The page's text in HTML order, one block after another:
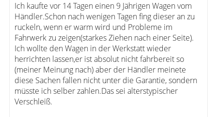
Ich kaufte vor 14 Tagen einen 9 Jährigen Wagen vom
Händler.Schon nach wenigen Tagen fing dieser an zu
ruckeln, wenn er warm wird und Probleme im
Fahrwerk zu zeigen(starkes Ziehen nach einer Seite).
Ich wollte den Wagen in der Werkstatt wieder
herrichten lassen,er ist absolut nicht fahrbereit so
(meiner Meinung nach) aber der Händler meinete
diese Sachen fallen nicht unter die Garantie, sondern
müsste ich selber zahlen.Das sei alterstypischer
Verschleiß.